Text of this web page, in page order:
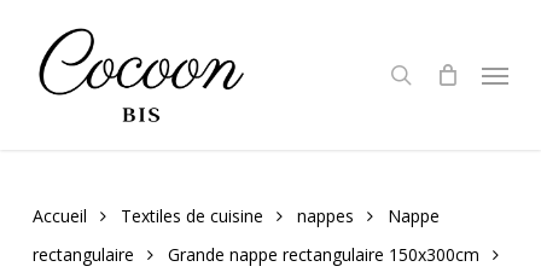
Menu
Accueil Textiles de cuisine nappes
Nappe
rectangulaire
Grande nappe rectangulaire 150x300cm